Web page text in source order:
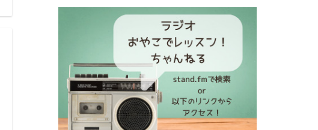
2020年5月4日